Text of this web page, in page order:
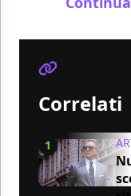
Correlati
1